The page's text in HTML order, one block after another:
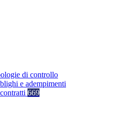
di controllo
e adempimenti
669